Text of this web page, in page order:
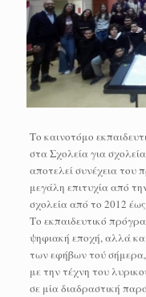
Το καινοτόμο
στα Σχολεία για
αποτελεί συνέχεια του
μεγάλη επιτυχία από
σχολεία από το 2012
Το εκπαιδευτικό
ψηφιακή εποχή, αλλά
των εφήβων τού σήμερα,
με την τέχνη του
σε μία διαδραστική